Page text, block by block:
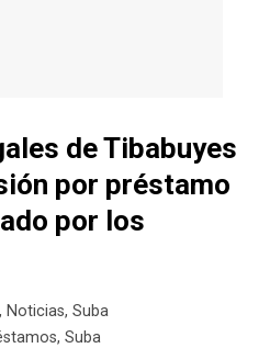
de Tibabuyes
por préstamo
por los
, Noticias,Suba
,Suba